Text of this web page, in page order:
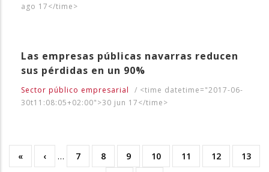
ago 17</time>
Las empresas públicas navarras reducen
sus pérdidas en un 90%
Sector público empresarial / <time datetime="2017-06-
30t11:08:05+02:00">30 jun 17</time>
Paginación
Primera
«
Página
‹ … Page
7 Page
8 Page
9 Page
10 Page
11 Page
12 Page
13